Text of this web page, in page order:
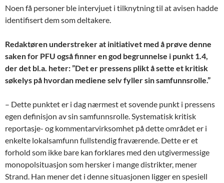
Noen få personer ble intervjuet i tilknytning til at avisen hadde
identifisert dem som deltakere.
Redaktøren understreker at initiativet med å prøve denne
saken for PFU også finner en god begrunnelse i punkt 1.4,
der det bl.a. heter: ”Det er pressens plikt å sette et kritisk
søkelys på hvordan mediene selv fyller sin samfunnsrolle.”
– Dette punktet er i dag nærmest et sovende punkt i pressens
egen definisjon av sin samfunnsrolle. Systematisk kritisk
reportasje- og kommentarvirksomhet på dette området er i
enkelte lokalsamfunn fullstendig fraværende. Dette er et
forhold som ikke bare kan forklares med den utgivermessige
monopolsituasjon som hersker i mange distrikter, mener
Strand. Han mener det i denne situasjonen ligger en spesiell